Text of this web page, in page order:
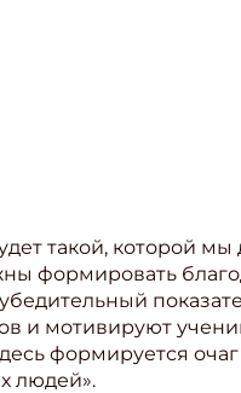
такой, которой
формировать
и мотивируют
формируется
людей».